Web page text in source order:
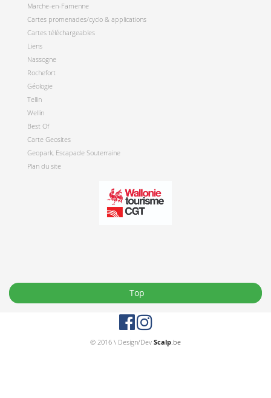
Marche-en-Famenne
Cartes promenades/cyclo & applications
Cartes téléchargeables
Liens
Nassogne
Rochefort
Géologie
Tellin
Wellin
Best Of
Carte Geosites
Geopark, Escapade Souterraine
Plan du site
© 2016 \ Design/Dev Scalp.be
Top